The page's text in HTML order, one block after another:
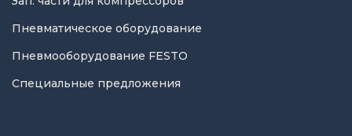
Пневматическое оборудование
Пневмооборудование FESTO
Специальные предложения